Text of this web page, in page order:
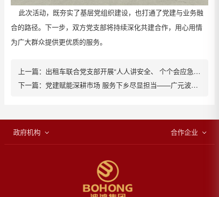
此次活动，既夯实了基层党组织建设，也打通了党建与业务融
合的路径。下一步， 双方党支部将持续深化共建合作，用心用情
为广大群众提供更优质的服务。
上一篇： 出租车联合党支部开展“人人讲安全、 个个会应急”安全生产月主题党日活动
下一篇： 党建赋能深耕市场 服务下乡尽显担当——广元波鸿党支部开展特色主题党日活动
政府机构 合作企业